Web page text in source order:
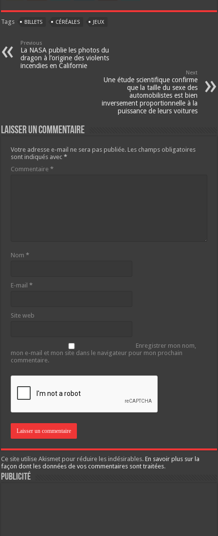
Tags BILLETS CÉRÉALES JEUX
Previous
La NASA publie les photos du
dragon à l’origine des violents
incendies en Californie
Next
Une étude scientifique confirme
que la taille du sexe des
automobilistes est bien
inversement proportionnelle à la
puissance de leurs voitures
Laisser un commentaire
Votre adresse e-mail ne sera pas publiée. Les champs obligatoires
sont indiqués avec*
Commentaire*
Nom*
E-mail*
Site web
Enregistrer mon nom,
mon e-mail et mon site dans le navigateur pour mon prochain
commentaire.
Ce site utilise Akismet pour réduire les indésirables.En savoir plus sur la
façon dont les données de vos commentaires sont traitées.
Publicité